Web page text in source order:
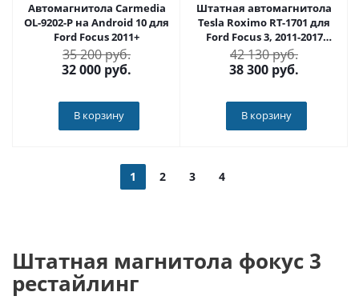
Автомагнитола Carmedia
OL-9202-P на Android 10 для
Ford Focus 2011+
35 200 руб.
32 000 руб.
В корзину
Штатная автомагнитола
Tesla Roximo RT-1701 для
Ford Focus 3, 2011-2017
(Android 11)
42 130 руб.
38 300 руб.
В корзину
1 2 3 4
Штатная магнитола фокус 3
рестайлинг